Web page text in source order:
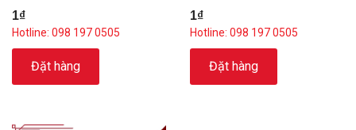
1₫
Hotline: 098 197 0505
Đặt hàng
1₫
Hotline: 098 197 0505
Đặt hàng